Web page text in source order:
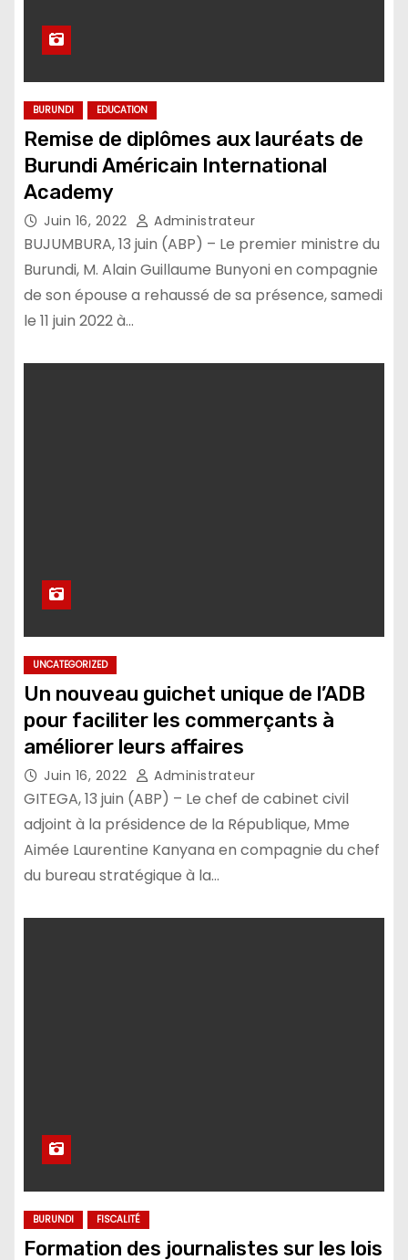
BURUNDI EDUCATION
Remise de diplômes aux lauréats de
Burundi Américain International
Academy
Juin 16, 2022 Administrateur
BUJUMBURA, 13 juin (ABP) – Le premier ministre du
Burundi, M. Alain Guillaume Bunyoni en compagnie
de son épouse a rehaussé de sa présence, samedi
le 11 juin 2022 à…
UNCATEGORIZED
Un nouveau guichet unique de l’ADB
pour faciliter les commerçants à
améliorer leurs affaires
Juin 16, 2022 Administrateur
GITEGA, 13 juin (ABP) – Le chef de cabinet civil
adjoint à la présidence de la République, Mme
Aimée Laurentine Kanyana en compagnie du chef
du bureau stratégique à la…
BURUNDI FISCALITÉ
Formation des journalistes sur les lois